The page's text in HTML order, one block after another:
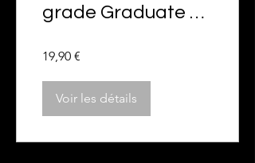
grade Graduate 1
Maga
19,90 €
Voir les détails